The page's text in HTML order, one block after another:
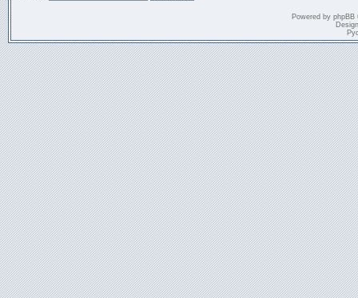
Powered by phpBB